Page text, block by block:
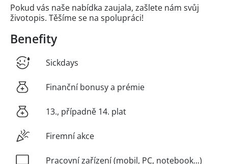
Pokud vás naše nabídka zaujala, zašlete nám svůj
životopis. Těšíme se na spolupráci!
Benefity
Sickdays
Finanční bonusy a prémie
13., případně 14. plat
Firemní akce
Pracovní zařízení (mobil, PC, notebook...)